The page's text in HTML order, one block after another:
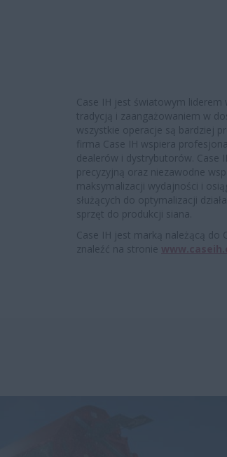
Case IH jest światowym liderem
tradycją i zaangażowaniem w
wszystkie operacje są bardziej
firma Case IH wspiera
dealerów i dystrybutorów. Case
precyzyjną oraz niezawodne
maksymalizacji wydajności i
służących do optymalizacji
sprzęt do produkcji siana.
Case IH jest marką należącą do
znaleźć na stronie